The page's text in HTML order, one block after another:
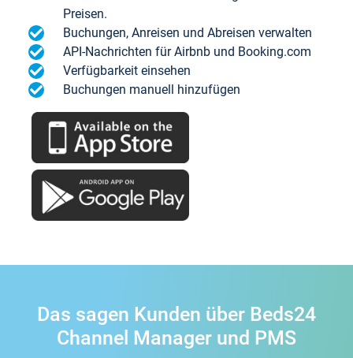
Preisen.
Buchungen, Anreisen und Abreisen verwalten
API-Nachrichten für Airbnb und Booking.com
Verfügbarkeit einsehen
Buchungen manuell hinzufügen
Das sagen Kunden über Beds24
Channel Manager und PMS